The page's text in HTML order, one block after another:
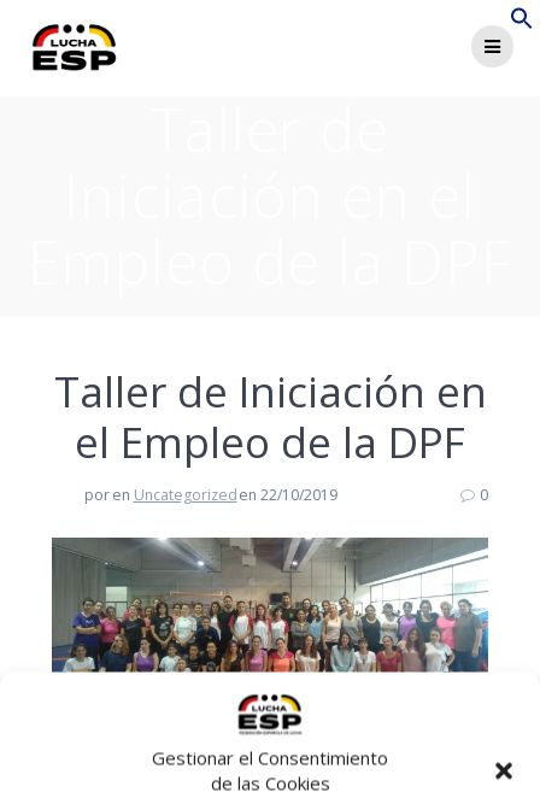
Gestionar el Consentimiento
de las Cookies
Taller de Iniciación en
el Empleo de la DPF
poren Uncategorizeden 22/10/2019 0